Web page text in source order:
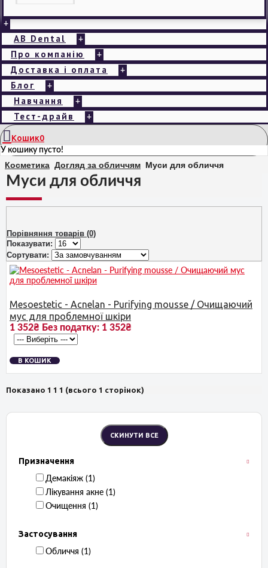
+
AB Dental +
Про компанію +
Доставка і оплата +
Блог +
Навчання +
Тест-драйв +
Кошик0
У кошику пусто!
Косметика Догляд за обличчям Муси для обличчя
Призначення
Демакіяж ‏ (1)
Лікування акне ‏ (1)
Очищення ‏ (1)
Застосування
Обличчя ‏ (1)
Муси для обличчя
Порівняння товарів (0)
Показувати:
Сортувати:
Mesoestetic - Acnelan - Purifying mousse / Очищаючий
мус для проблемної шкіри
1 352₴ Без податку: 1 352₴
В КОШИК
Показано 1 1 1 (всього 1 сторінок)